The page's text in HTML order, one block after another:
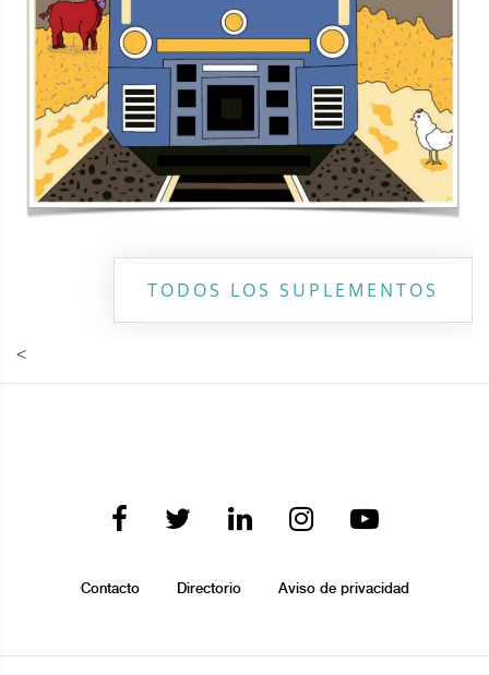
TODOS LOS SUPLEMENTOS
<
Contacto Directorio Aviso de privacidad